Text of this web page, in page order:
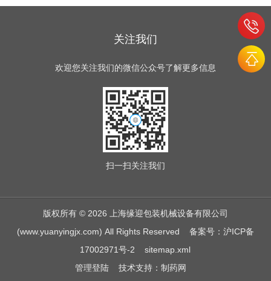
关注我们
欢迎您关注我们的微信公众号了解更多信息
扫一扫关注我们
版权所有 © 2026 上海缘迎包装机械设备有限公司
(www.yuanyingjx.com) All Rights Reserved 备案号：沪ICP备
17002971号-2
sitemap.xml
管理登陆技术支持： 制药网